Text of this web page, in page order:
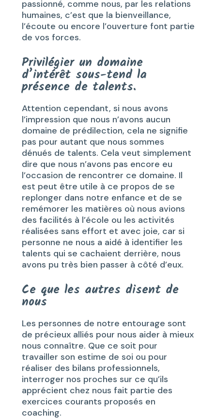
passionné, comme nous, par les relations
humaines, c’est que la bienveillance,
l’écoute ou encore l’ouverture font partie
de vos forces.
Privilégier un domaine
d’intérêt sous-tend la
présence de talents.
Attention cependant, si nous avons
l’impression que nous n’avons aucun
domaine de prédilection, cela ne signifie
pas pour autant que nous sommes
dénués de talents. Cela veut simplement
dire que nous n’avons pas encore eu
l’occasion de rencontrer ce domaine. Il
est peut être utile à ce propos de se
replonger dans notre enfance et de se
remémorer les matières où nous avions
des facilités à l’école ou les activités
réalisées sans effort et avec joie, car si
personne ne nous a aidé à identifier les
talents qui se cachaient derrière, nous
avons pu très bien passer à côté d’eux.
Ce que les autres disent de
nous
Les personnes de notre entourage sont
de précieux alliés pour nous aider à mieux
nous connaître. Que ce soit pour
travailler son estime de soi ou pour
réaliser des bilans professionnels,
interroger nos proches sur ce qu’ils
apprécient chez nous fait partie des
exercices courants proposés en
coaching.